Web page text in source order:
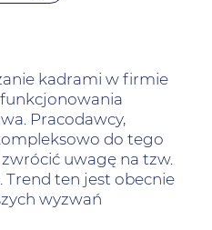
kadrami w firmie
Pracodawcy,
do tego
uwagę na tzw.
Trend ten jest obecnie
wyzwań